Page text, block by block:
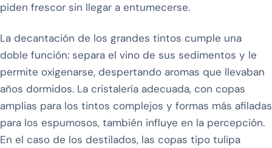
piden frescor sin llegar a entumecerse.
La decantación de los grandes tintos cumple una
doble función: separa el vino de sus sedimentos y le
permite oxigenarse, despertando aromas que llevaban
años dormidos. La cristalería adecuada, con copas
amplias para los tintos complejos y formas más afiladas
para los espumosos, también influye en la percepción.
En el caso de los destilados, las copas tipo tulipa